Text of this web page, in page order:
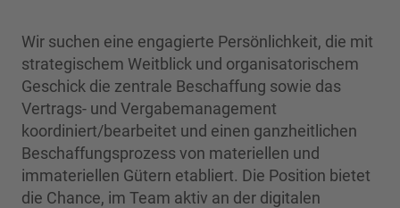
Wir suchen eine engagierte Persönlichkeit, die mit
strategischem Weitblick und organisatorischem
Geschick die zentrale Beschaffung sowie das
Vertrags- und Vergabemanagement
koordiniert/bearbeitet und einen ganzheitlichen
Beschaffungsprozess von materiellen und
immateriellen Gütern etabliert. Die Position bietet
die Chance, im Team aktiv an der digitalen